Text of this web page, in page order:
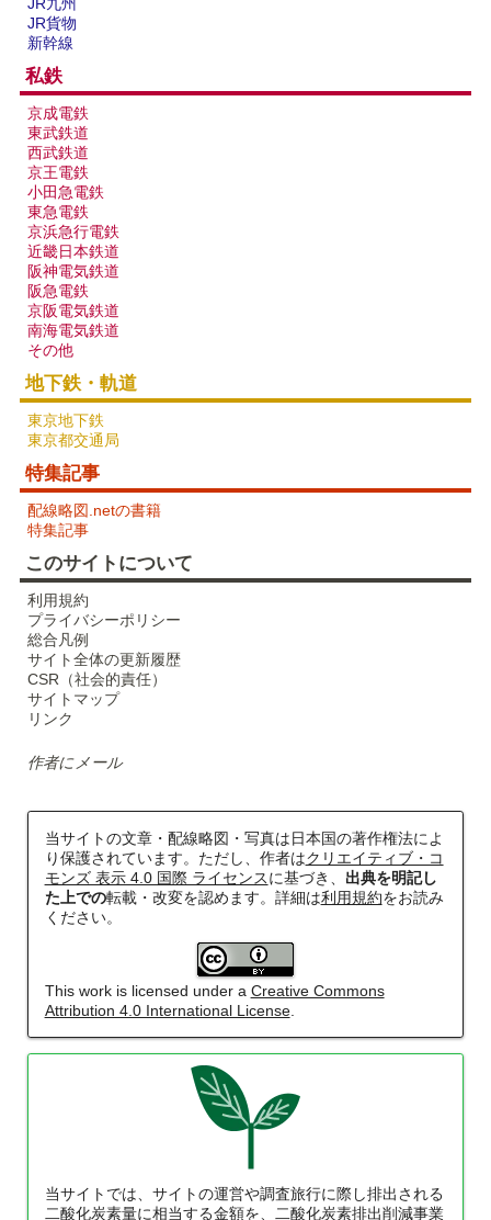
台湾全島配線略図2025 臺灣鐵路公司・臺灣高鐵・阿
楽天市場
台灣虎之穴網路商店
楽天市場 書泉
BOOTH
鹿島・衣浦・水島臨海鉄道配線略図
楽天市場 書泉 BOOTH
楽天市場 書泉 メロンブックス BOOTH
JR貨物
新幹線
私鉄
京成電鉄
東武鉄道
西武鉄道
京王電鉄
小田急電鉄
東急電鉄
京浜急行電鉄
近畿日本鉄道
阪神電気鉄道
阪急電鉄
京阪電気鉄道
南海電気鉄道
その他
地下鉄・軌道
東京地下鉄
東京都交通局
特集記事
配線略図.netの書籍
特集記事
このサイトについて
利用規約
プライバシーポリシー
総合凡例
サイト全体の更新履歴
CSR（社会的責任）
サイトマップ
リンク
作者にメール
当サイトの文章・配線略図・写真は日本国の著作権法によ
り保護されています。ただし、作者はクリエイティブ・コ
モンズ 表示 4.0 国際 ライセンスに基づき、 出典を明記し
た上での転載・改変を認めます。詳細は利用規約をお読み
ください。
This work is licensed under a Creative Commons
Attribution 4.0 International License.
当サイトでは、サイトの運営や調査旅行に際し排出される
二酸化炭素量に相当する金額を、二酸化炭素排出削減事業